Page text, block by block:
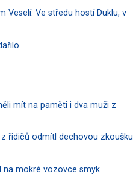
Veselí. Ve středu hostí Duklu, v
mít na paměti i dva muži z
řidičů odmítl dechovou zkoušku
na mokré vozovce smyk